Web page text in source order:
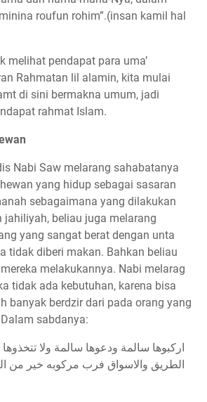
roufun rohim”.(insan kamil hal
melihat pendapat para uma’
Rahmatan lil alamin, kita mulai
di sini bermakna umum, jadi
rahmat Islam.
Nabi Saw melarang sahabatanya
yang hidup sebagai sasaran
sebagaimana yang dilakukan
jahiliyah, beliau juga melarang
yang sangat berat dengan unta
tidak diberi makan. Bahkan beliau
melakukannya. Nabi melarag
tidak ada kebutuhan, karena bisa
banyak berdzir dari pada orang yang
sabdanya:
ﺍﺭﻛﺒﻮﻫﺎ ﺳﺎﻟﻤﺔ ﻭﺩﻋﻮﻫﺎ ﺳﺎﻟﻤﺔ ﻭﻻ
ﺍﻟﻄﺮﻳﻖ ﻭﺍﻻﺳﻮﺍﻕ ﻓﺮﺏ ﻣﺮﻛﻮﺑﻪ ﺧﻴﺮ ﻣﻦ